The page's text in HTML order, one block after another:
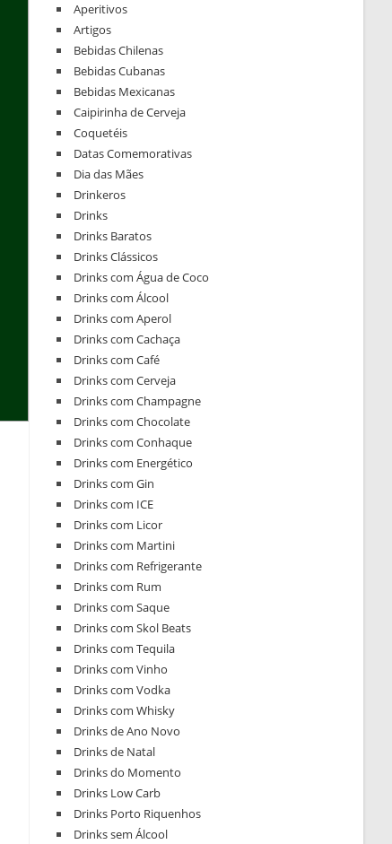
Aperitivos
Artigos
Bebidas Chilenas
Bebidas Cubanas
Bebidas Mexicanas
Caipirinha de Cerveja
Coquetéis
Datas Comemorativas
Dia das Mães
Drinkeros
Drinks
Drinks Baratos
Drinks Clássicos
Drinks com Água de Coco
Drinks com Álcool
Drinks com Aperol
Drinks com Cachaça
Drinks com Café
Drinks com Cerveja
Drinks com Champagne
Drinks com Chocolate
Drinks com Conhaque
Drinks com Energético
Drinks com Gin
Drinks com ICE
Drinks com Licor
Drinks com Martini
Drinks com Refrigerante
Drinks com Rum
Drinks com Saque
Drinks com Skol Beats
Drinks com Tequila
Drinks com Vinho
Drinks com Vodka
Drinks com Whisky
Drinks de Ano Novo
Drinks de Natal
Drinks do Momento
Drinks Low Carb
Drinks Porto Riquenhos
Drinks sem Álcool